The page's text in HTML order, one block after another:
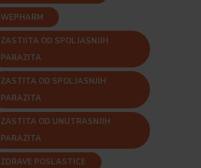
WEPHARM
ZASTIITA OD SPOLJASNJIH
PARAZITA
ZASTITA OD SPOLJASNJIH
PARAZITA
ZASTITA OD UNUTRASNJIH
PARAZITA
ZDRAVE POSLASTICE